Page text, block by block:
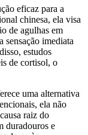
eficaz para a
chinesa, ela visa
de agulhas em
sensação imediata
estudos
de cortisol, o
uma alternativa
ela não
raiz do
duradouros e